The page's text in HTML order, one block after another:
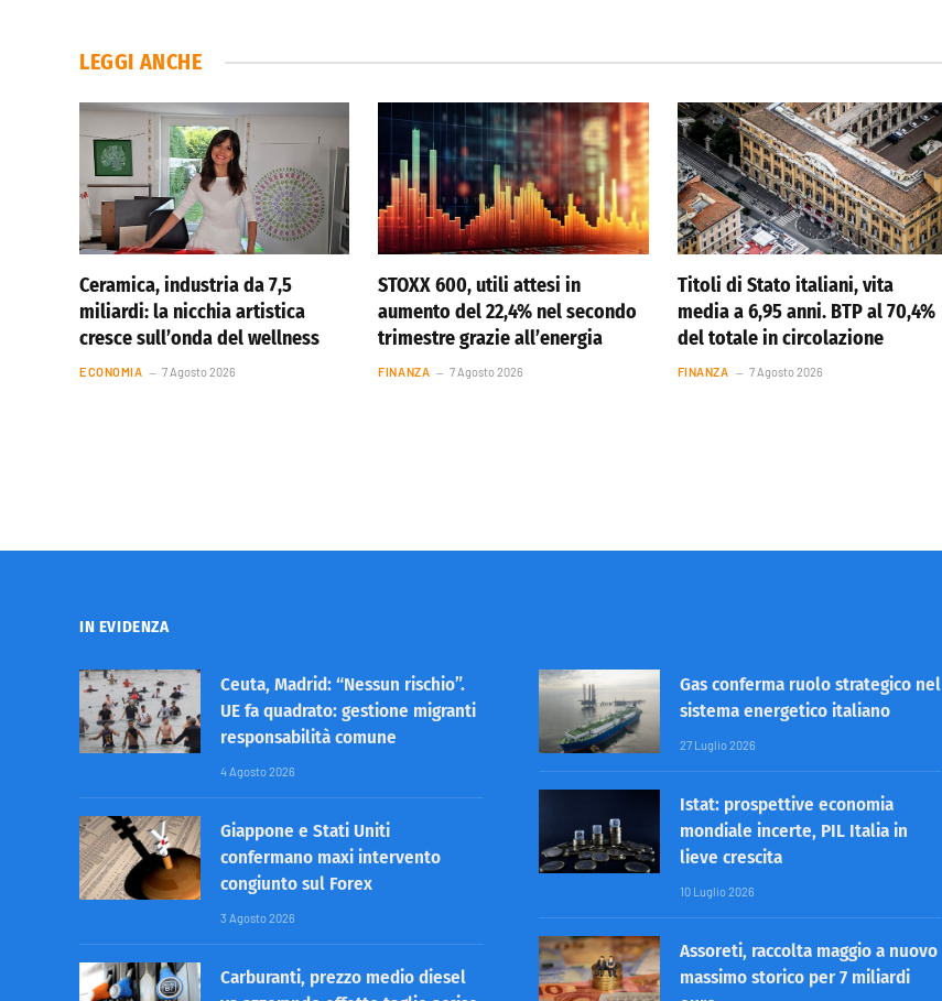
LEGGI ANCHE
Ceramica, industria da 7,5
miliardi: la nicchia artistica
cresce sull’onda del wellness
ECONOMIA 7 Agosto 2026
STOXX 600, utili attesi in
aumento del 22,4% nel secondo
trimestre grazie all’energia
FINANZA 7 Agosto 2026
Titoli di Stato italiani, vita
media a 6,95 anni. BTP al 70,4%
del totale in circolazione
FINANZA 7 Agosto 2026
IN EVIDENZA
Ceuta, Madrid: “Nessun rischio”.
UE fa quadrato: gestione migranti
responsabilità comune
4 Agosto 2026
Giappone e Stati Uniti
confermano maxi intervento
congiunto sul Forex
3 Agosto 2026
Carburanti, prezzo medio diesel
Gas conferma ruolo strategico nel
sistema energetico italiano
27 Luglio 2026
Istat: prospettive economia
mondiale incerte, PIL Italia in
lieve crescita
10 Luglio 2026
Assoreti, raccolta maggio a nuovo
massimo storico per 7 miliardi